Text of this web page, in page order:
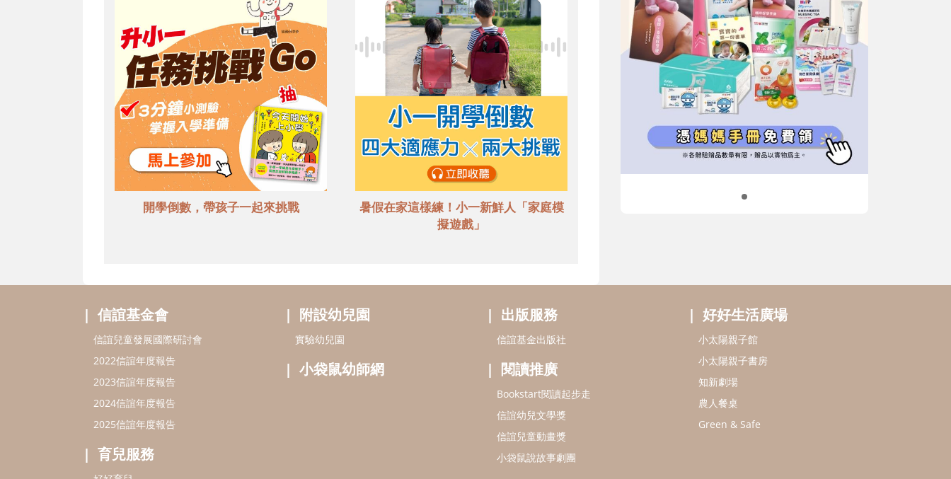
開學倒數，帶孩子一起來挑戰
暑假在家這樣練！小一新鮮人「家庭模
擬遊戲」
信誼基金會
信誼兒童發展國際研討會
2022信誼年度報告
2023信誼年度報告
2024信誼年度報告
2025信誼年度報告
育兒服務
附設幼兒園
實驗幼兒園
小袋鼠幼師網
出版服務
信誼基金出版社
閱讀推廣
Bookstart閱讀起步走
信誼幼兒文學獎
信誼兒童動畫獎
小袋鼠說故事劇團
好好生活廣場
小太陽親子館
小太陽親子書房
知新劇場
農人餐桌
Green & Safe